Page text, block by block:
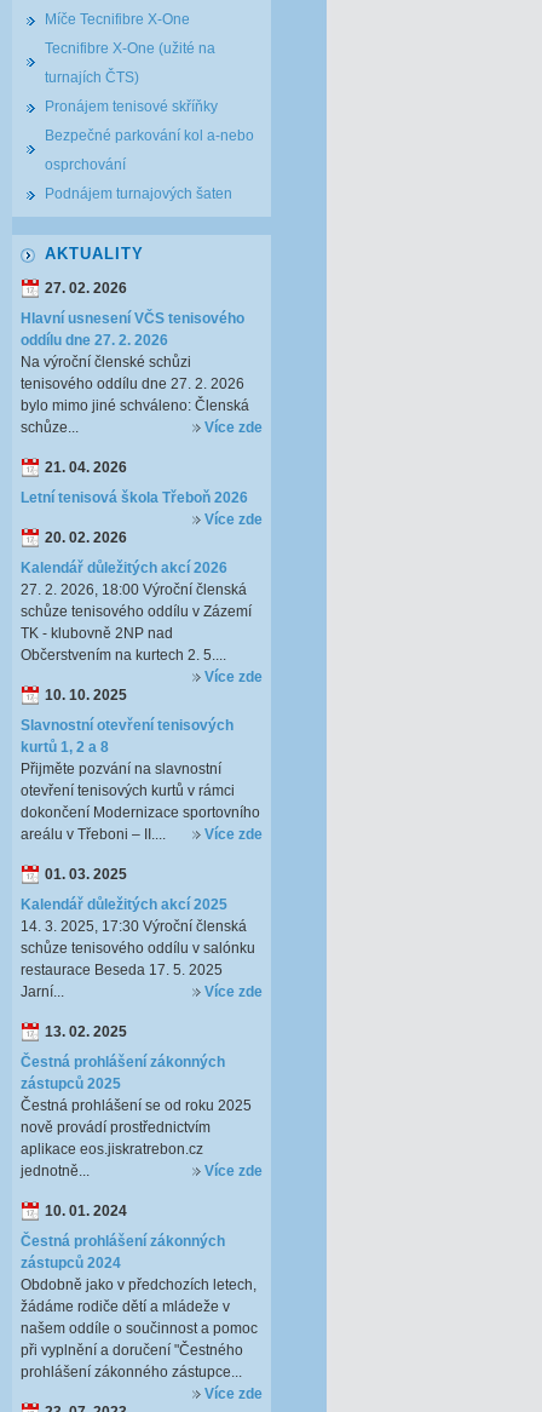
Míče Tecnifibre X-One
Tecnifibre X-One (užité na
turnajích ČTS)
Pronájem tenisové skříňky
Bezpečné parkování kol a-nebo
osprchování
Podnájem turnajových šaten
AKTUALITY
27. 02. 2026
Hlavní usnesení VČS tenisového
oddílu dne 27. 2. 2026
Na výroční členské schůzi
tenisového oddílu dne 27. 2. 2026
bylo mimo jiné schváleno: Členská
schůze...
Více zde
21. 04. 2026
Letní tenisová škola Třeboň 2026
Více zde
20. 02. 2026
Kalendář důležitých akcí 2026
27. 2. 2026, 18:00 Výroční členská
schůze tenisového oddílu v Zázemí
TK - klubovně 2NP nad
Občerstvením na kurtech 2. 5....
Více zde
10. 10. 2025
Slavnostní otevření tenisových
kurtů 1, 2 a 8
Přijměte pozvání na slavnostní
otevření tenisových kurtů v rámci
dokončení Modernizace sportovního
areálu v Třeboni – II....
Více zde
01. 03. 2025
Kalendář důležitých akcí 2025
14. 3. 2025, 17:30 Výroční členská
schůze tenisového oddílu v salónku
restaurace Beseda 17. 5. 2025
Jarní...
Více zde
13. 02. 2025
Čestná prohlášení zákonných
zástupců 2025
Čestná prohlášení se od roku 2025
nově provádí prostřednictvím
aplikace eos.jiskratrebon.cz
jednotně...
Více zde
10. 01. 2024
Čestná prohlášení zákonných
zástupců 2024
Obdobně jako v předchozích letech,
žádáme rodiče dětí a mládeže v
našem oddíle o součinnost a pomoc
při vyplnění a doručení "Čestného
prohlášení zákonného zástupce...
Více zde